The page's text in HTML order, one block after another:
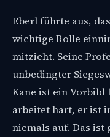
Eberl führte aus,
wichtige Rolle
mitzieht. Seine
unbedingter
Kane ist ein Vorbild
arbeitet hart, er ist
niemals auf. Das ist